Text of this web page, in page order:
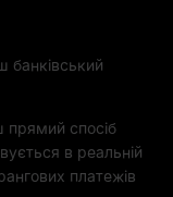
банківський
спосіб
в реальній
платежів